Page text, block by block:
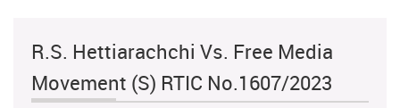
R.S. Hettiarachchi Vs. Free Media
Movement (S) RTIC No.1607/2023